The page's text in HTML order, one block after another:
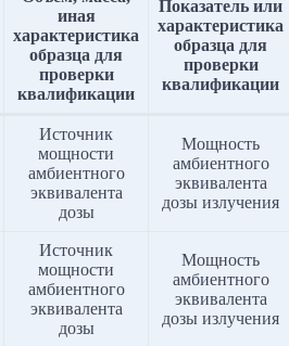
иная
характеристика
образца для
проверки
квалификации
Показатель или
характеристика
образца для
проверки
квалификации
Источник
мощности
амбиентного
эквивалента
дозы
Мощность
амбиентного
эквивалента
дозы излучения
Источник
мощности
амбиентного
эквивалента
дозы
Мощность
амбиентного
эквивалента
дозы излучения